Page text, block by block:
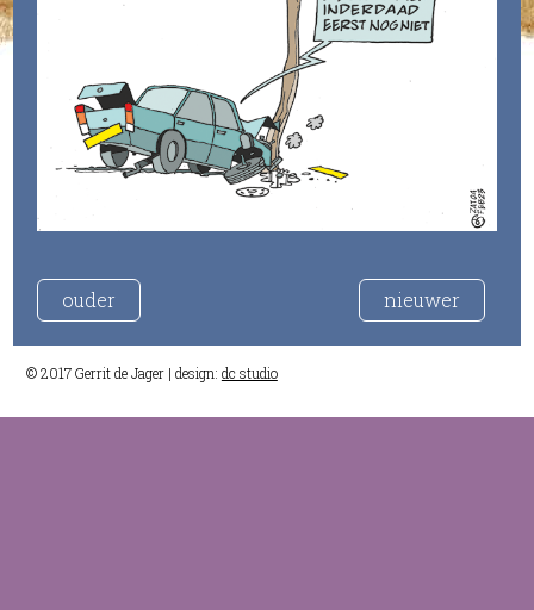
ouder nieuwer
© 2017 Gerrit de Jager | design: dc studio